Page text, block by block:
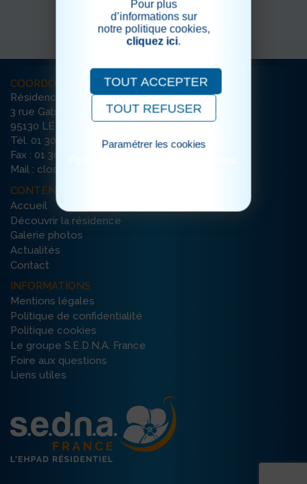
COORDONNÉES
Résidence Le Grand Clos
3 rue Gabriel Péri
95130 LE PLESSIS-BOUCHARD
Tél. 01 30 72 72 72
Fax : 01 30 72 26 56
Mail : clos-bouchard@ehpad-sedna.fr
CONTENU DU SITE
Accueil
Découvrir la résidence
Galerie photos
Actualités
Contact
INFORMATIONS
Mentions légales
Politique de confidentialité
Politique cookies
Le groupe S.E.D.N.A. France
Foire aux questions
Liens utiles
Pour plus
d’informations sur
notre politique cookies,
cliquez ici.
TOUT ACCEPTER
TOUT REFUSER
Paramétrer les cookies